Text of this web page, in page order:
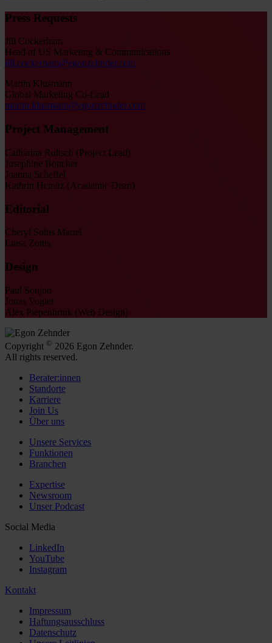
Press Requests
Jill Cockerham
Head of US Marketing & Communications
jill.cockerham@egonzehnder.com
Martin Klusmann
Global Marketing Co-Lead
martin.klusmann@egonzehnder.com
Project Management
Catharina Roltsch (Project Lead)
Josephine Böttcher
Joanna Scheffel
Kathrin Heinitz (Academic Dean)
Editorial
Cheryl Soltis Martel
Luisa Zottis
Design
Paul Soujon
Jonas Vogler
Alex Piepenbrink (Web Design)
Copyright © 2026 Egon Zehnder.
All rights reserved.
Berater:innen
Standorte
Karriere
Join Us
Über uns
Unsere Services
Funktionen
Branchen
Expertise
Newsroom
Unser Podcast
Social Media
LinkedIn
YouTube
Instagram
Kontakt
Impressum
Haftungsausschluss
Datenschutz